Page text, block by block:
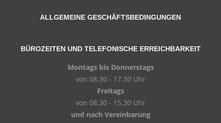
ALLGEMEINE GESCHÄFTSBEDINGUNGEN
BÜROZEITEN UND TELEFONISCHE ERREICHBARKEIT
Montags bis Donnerstags
von 08.30 - 17.30 Uhr
Freitags
von 08.30 - 15.30 Uhr
und nach Vereinbarung